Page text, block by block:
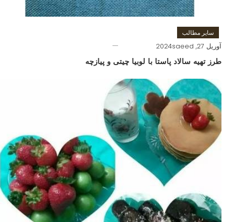
سایر مطالب
آوریل 27, 2024 saeed
طرز تهیه سالاد پاستا با لوبیا چیتی و پیازچه